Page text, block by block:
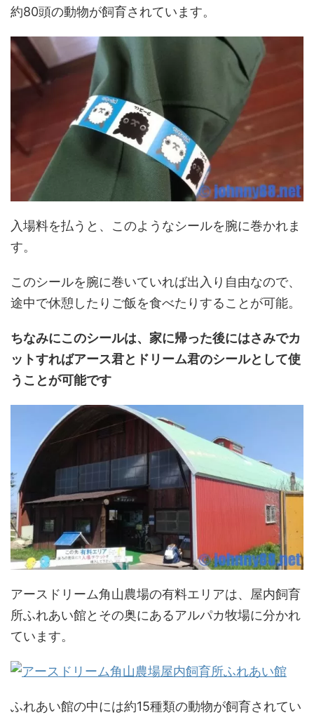
約80頭の動物が飼育されています。
入場料を払うと、このようなシールを腕に巻かれま
す。
このシールを腕に巻いていれば出入り自由なので、
途中で休憩したりご飯を食べたりすることが可能。
ちなみにこのシールは、家に帰った後にはさみでカ
ットすればアース君とドリーム君のシールとして使
うことが可能です
アースドリーム角山農場の有料エリアは、屋内飼育
所ふれあい館とその奥にあるアルパカ牧場に分かれ
ています。
ふれあい館の中には約15種類の動物が飼育されてい